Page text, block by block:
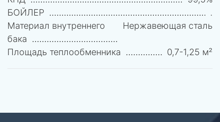
БОЙЛЕР
.
Материал внутреннего
бака
Нержавеющая сталь
Площадь теплообменника 0,7-1,25 м²